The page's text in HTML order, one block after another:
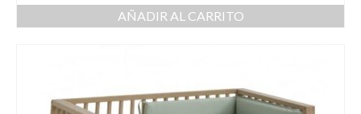
AÑADIR AL CARRITO